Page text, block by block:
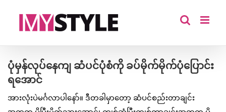
ပုံမှန်လုပ်နေကျ ဆံပင်ပုံစံကို ခပ်မိုက်မိုက်ပုံပြောင်း
ရအောင်
အားလုံးပဲမင်္ဂလာပါနော်။ ဒီတခါမှာတော့ ဆံပင်စည်းတာချင်း